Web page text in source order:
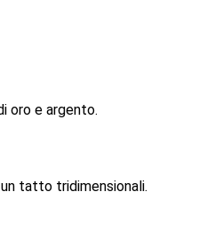
oro e argento.
tatto tridimensionali.